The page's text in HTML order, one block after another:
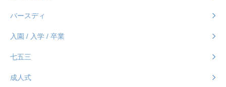
バースディ
入園 / 入学 / 卒業
七五三
成人式